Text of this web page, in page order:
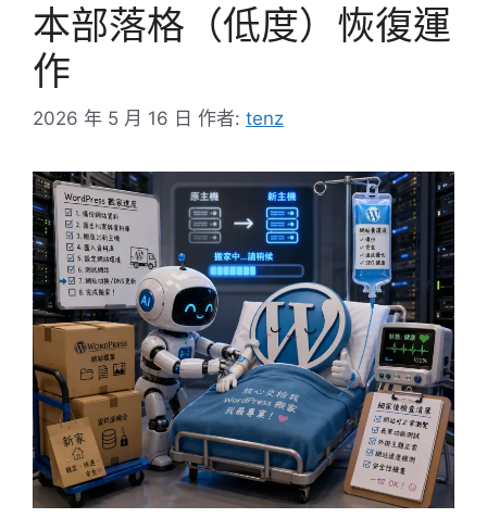
本部落格（低度）恢復運
作
2026 年 5 月 16 日 作者: tenz